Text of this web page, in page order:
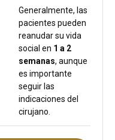
Generalmente, las
pacientes pueden
reanudar su vida
social en 1 a 2
semanas, aunque
es importante
seguir las
indicaciones del
cirujano.